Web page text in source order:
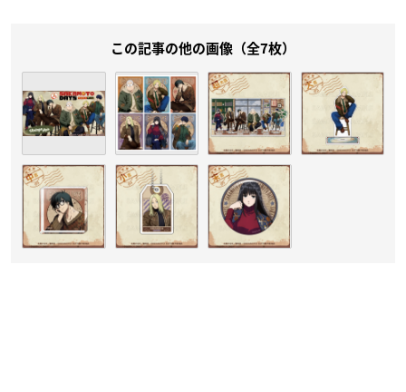
この記事の他の画像（全7枚）